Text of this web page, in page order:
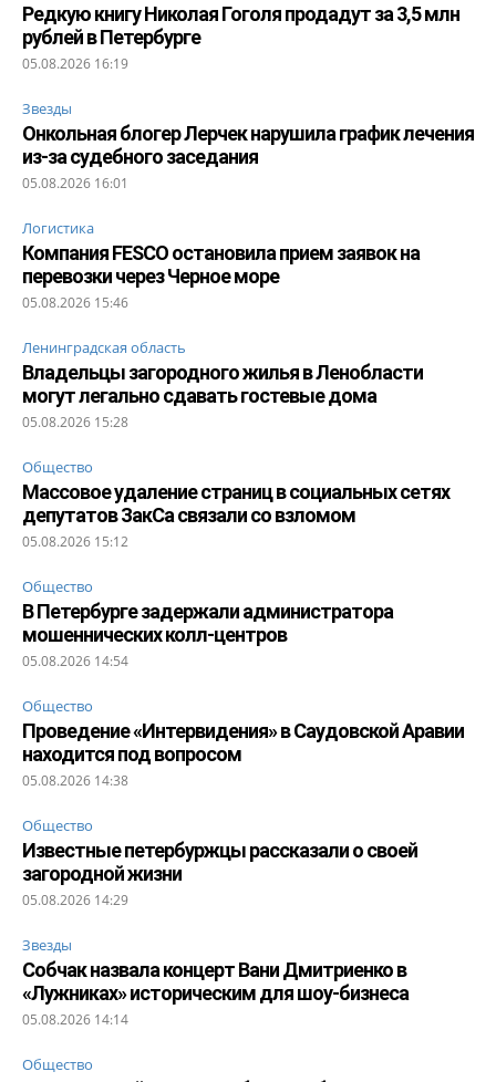
Редкую книгу Николая Гоголя продадут за 3,5 млн
рублей в Петербурге
05.08.2026 16:19
Звезды
Онкольная блогер Лерчек нарушила график лечения
из-за судебного заседания
05.08.2026 16:01
Логистика
Компания FESCO остановила прием заявок на
перевозки через Черное море
05.08.2026 15:46
Ленинградская область
Владельцы загородного жилья в Ленобласти
могут легально сдавать гостевые дома
05.08.2026 15:28
Общество
Массовое удаление страниц в социальных сетях
депутатов ЗакСа связали со взломом
05.08.2026 15:12
Общество
В Петербурге задержали администратора
мошеннических колл-центров
05.08.2026 14:54
Общество
Проведение «Интервидения» в Саудовской Аравии
находится под вопросом
05.08.2026 14:38
Общество
Известные петербуржцы рассказали о своей
загородной жизни
05.08.2026 14:29
Звезды
Собчак назвала концерт Вани Дмитриенко в
«Лужниках» историческим для шоу-бизнеса
05.08.2026 14:14
Общество